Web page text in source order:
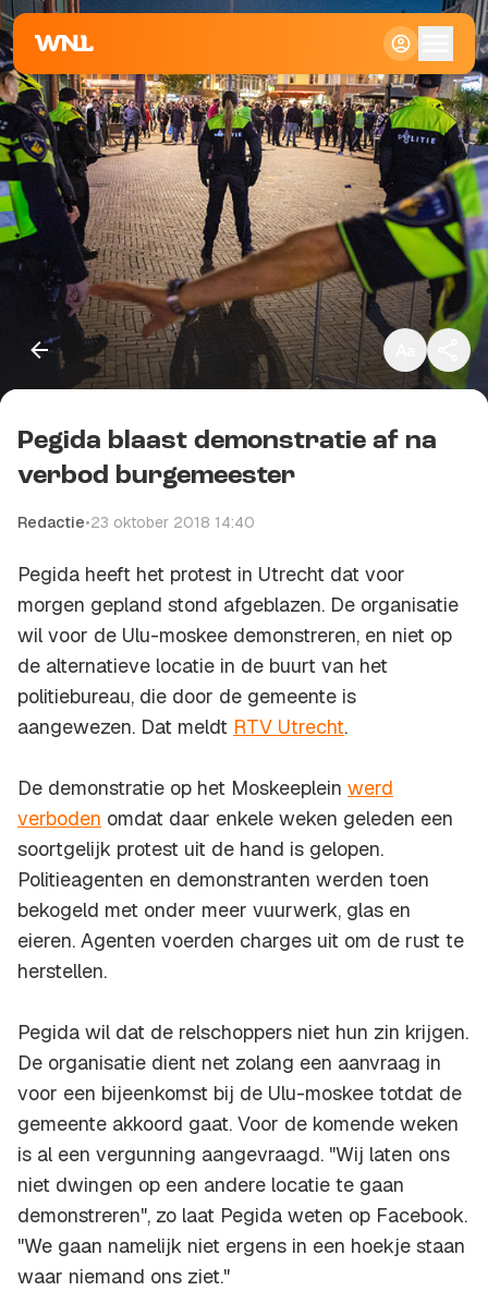
Klein
Standaard
Groot
Kopieer link
Pegida blaast demonstratie af na
verbod burgemeester
Redactie•23 oktober 2018 14:40
Pegida heeft het protest in Utrecht dat voor
morgen gepland stond afgeblazen. De organisatie
wil voor de Ulu-moskee demonstreren, en niet op
de alternatieve locatie in de buurt van het
politiebureau, die door de gemeente is
aangewezen. Dat meldt RTV Utrecht.
De demonstratie op het Moskeeplein werd
verboden omdat daar enkele weken geleden een
soortgelijk protest uit de hand is gelopen.
Politieagenten en demonstranten werden toen
bekogeld met onder meer vuurwerk, glas en
eieren. Agenten voerden charges uit om de rust te
herstellen.
Pegida wil dat de relschoppers niet hun zin krijgen.
De organisatie dient net zolang een aanvraag in
voor een bijeenkomst bij de Ulu-moskee totdat de
gemeente akkoord gaat. Voor de komende weken
is al een vergunning aangevraagd. "Wij laten ons
niet dwingen op een andere locatie te gaan
demonstreren", zo laat Pegida weten op Facebook.
"We gaan namelijk niet ergens in een hoekje staan
waar niemand ons ziet."